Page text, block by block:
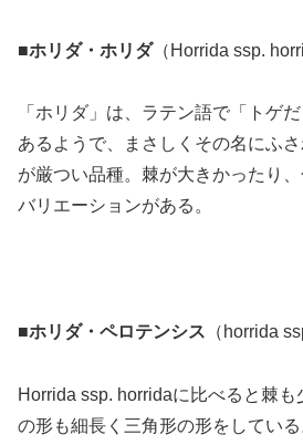
■ホリダ・ホリダ（Horrida ssp.
「ホリダ」は、ラテン語で「トゲ
あるようで、まさしくその名にふ
が厳つい品種。棘が大きかったり
バリエーションがある。
■ホリダ・ペロテンシス （horrida
Horrida ssp. horridaに比べると棘
の形も細長く三角形の形をしてい